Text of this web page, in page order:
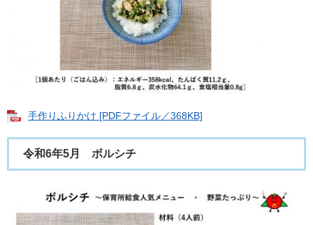
手作りふりかけ [PDFファイル／368KB]
令和6年5月 ボルシチ